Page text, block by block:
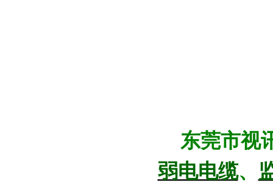
东莞市视
弱电电缆、